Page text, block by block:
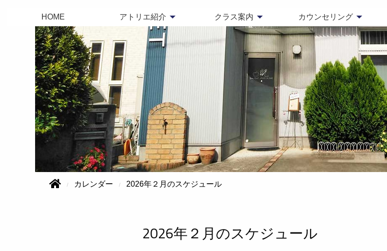
HOME アトリエ紹介 クラス案内 カウンセリング
カレンダー 2026年２月のスケジュール
2026年２月のスケジュール